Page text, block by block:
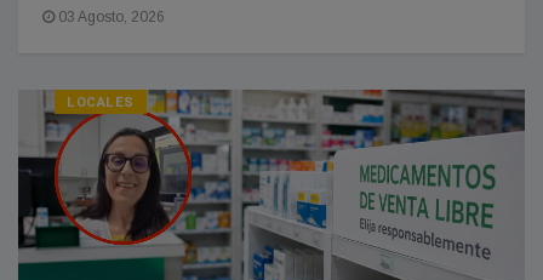
03 Agosto, 2026
LOCALES